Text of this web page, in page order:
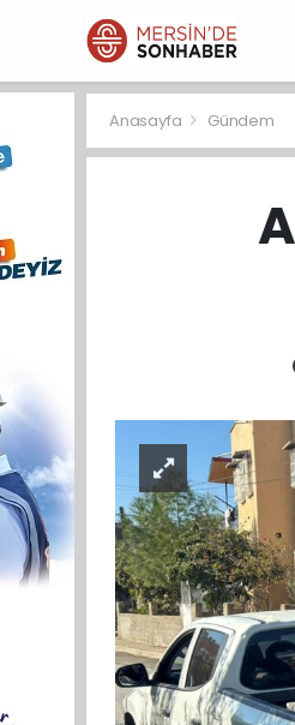
Anasayfa Gündem